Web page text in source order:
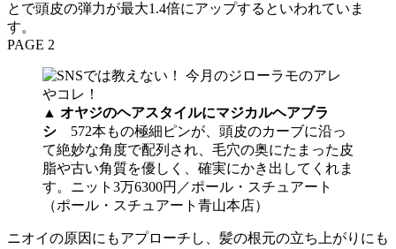
とで頭皮の弾力が最大1.4倍にアップするといわれていま
す。
PAGE 2
▲ オヤジのヘアスタイルにマジカルヘアブラ
シ 572本もの極細ピンが、頭皮のカーブに沿っ
て絶妙な角度で配列され、毛穴の奥にたまった皮
脂や古い角質を優しく、確実にかき出してくれま
す。ニット3万6300円／ポール・スチュアート
（ポール・スチュアート青山本店）
ニオイの原因にもアプローチし、髪の根元の立ち上がりにも